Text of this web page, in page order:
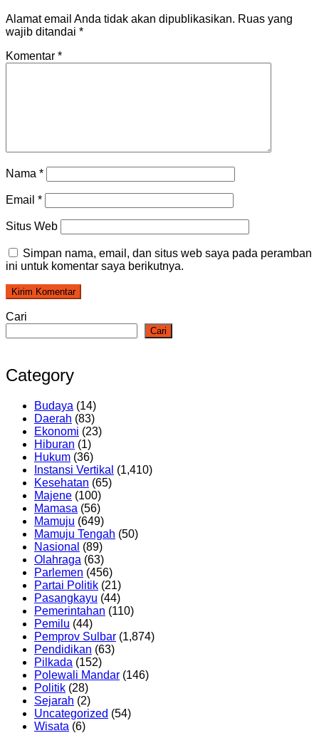
Alamat email Anda tidak akan dipublikasikan. Ruas yang
wajib ditandai *
Komentar *
Nama *
Email *
Situs Web
Simpan nama, email, dan situs web saya pada peramban
ini untuk komentar saya berikutnya.
Cari
Cari
Category
Budaya (14)
Daerah (83)
Ekonomi (23)
Hiburan (1)
Hukum (36)
Instansi Vertikal (1,410)
Kesehatan (65)
Majene (100)
Mamasa (56)
Mamuju (649)
Mamuju Tengah (50)
Nasional (89)
Olahraga (63)
Parlemen (456)
Partai Politik (21)
Pasangkayu (44)
Pemerintahan (110)
Pemilu (44)
Pemprov Sulbar (1,874)
Pendidikan (63)
Pilkada (152)
Polewali Mandar (146)
Politik (28)
Sejarah (2)
Uncategorized (54)
Wisata (6)